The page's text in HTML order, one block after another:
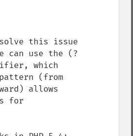
this issue
can use the (?
which
(from
allows
for